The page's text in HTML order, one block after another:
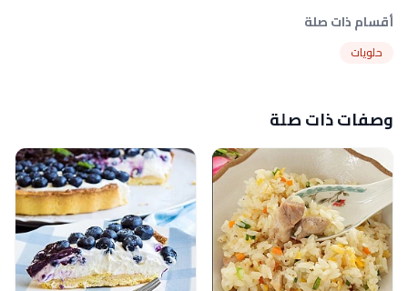
أقسام ذات صلة
حلويات
وصفات ذات صلة